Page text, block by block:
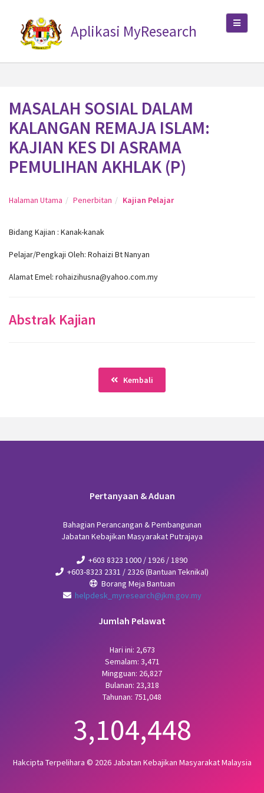
Aplikasi MyResearch
MASALAH SOSIAL DALAM
KALANGAN REMAJA ISLAM:
KAJIAN KES DI ASRAMA
PEMULIHAN AKHLAK (P)
Halaman Utama Penerbitan Kajian Pelajar
Bidang Kajian : Kanak-kanak
Pelajar/Pengkaji Oleh: Rohaizi Bt Nanyan
Alamat Emel: rohaizihusna@yahoo.com.my
Abstrak Kajian
Kembali
Pertanyaan & Aduan
Bahagian Perancangan & Pembangunan
Jabatan Kebajikan Masyarakat Putrajaya
+603 8323 1000 / 1926 / 1890
+603-8323 2331 / 2326 (Bantuan Teknikal)
Borang Meja Bantuan
helpdesk_myresearch@jkm.gov.my
Jumlah Pelawat
Hari ini: 2,673
Semalam: 3,471
Mingguan: 26,827
Bulanan: 23,318
Tahunan: 751,048
3,104,448
Hakcipta Terpelihara © 2026 Jabatan Kebajikan Masyarakat Malaysia